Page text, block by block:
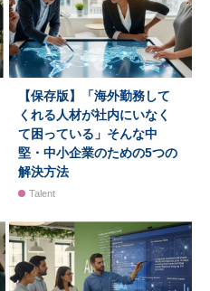
【保存版】「海外勤務して
くれる人材が社内にいなく
て困っている」そんな中
堅・中小企業のための5つの
解決方法
Talent